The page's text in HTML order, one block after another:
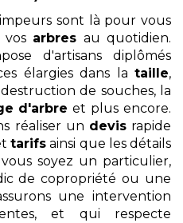
sont là pour vous
arbres au quotidien.
d'artisans diplômés
élargies dans la taille,
de souches, la
d'arbre et plus encore.
réaliser un devisrapide
tarifs ainsi que les détails
soyez un particulier,
de copropriété ou une
une intervention
et qui respecte